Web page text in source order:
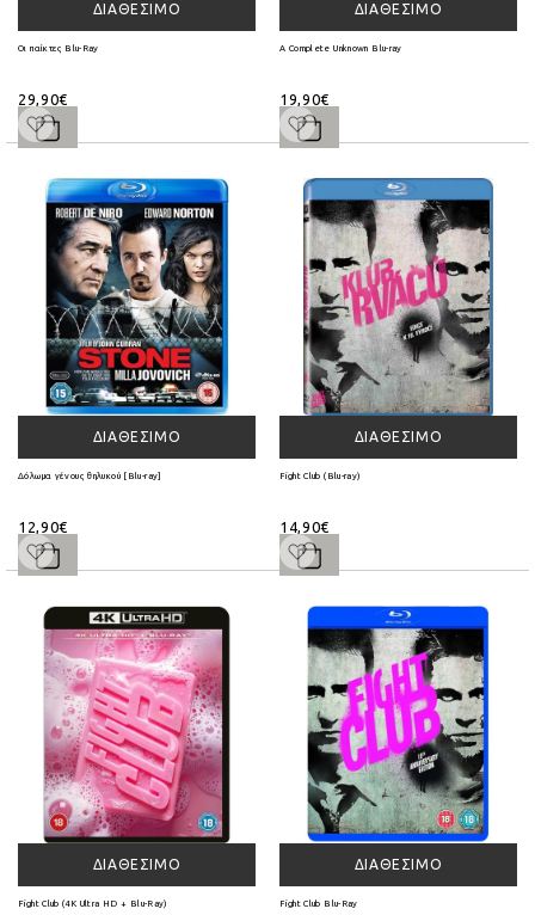
ΔΙΑΘΈΣΙΜΟ
Οι παίκτες Blu-Ray
29,90€
ΔΙΑΘΈΣΙΜΟ
A Complete Unknown Blu-ray
19,90€
ΔΙΑΘΈΣΙΜΟ
Δόλωμα γένους θηλυκού [Blu-ray]
12,90€
ΔΙΑΘΈΣΙΜΟ
Fight Club (Blu-ray)
14,90€
ΔΙΑΘΈΣΙΜΟ
Fight Club (4K Ultra HD + Blu-Ray)
ΔΙΑΘΈΣΙΜΟ
Fight Club Blu-Ray